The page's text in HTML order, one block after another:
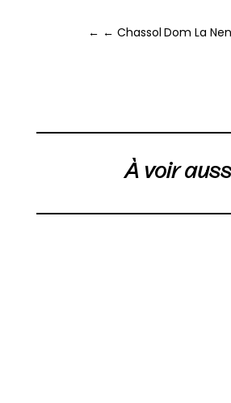
← ← Chassol Dom La
À voir